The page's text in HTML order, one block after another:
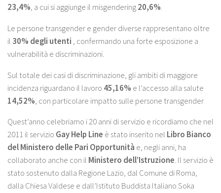
23,4%, a cui si aggiunge il misgendering20,6%.
Le persone transgender e gender diverse rappresentano oltre
il 30% degli utenti , confermando una forte esposizione a
vulnerabilità e discriminazioni.
Sul totale dei casi di discriminazione, gli ambiti di maggiore
incidenza riguardano il lavoro 45,16% e l’accesso alla salute
14,52%, con particolare impatto sulle persone transgender
Quest’anno celebriamo i 20 anni di servizio e ricordiamo che nel
2011 il servizio Gay Help Line è stato inserito nel Libro Bianco
del Ministero delle Pari Opportunità e, negli anni, ha
collaborato anche con il Ministero dell’Istruzione. Il servizio è
stato sostenuto dalla Regione Lazio, dal Comune di Roma,
dalla Chiesa Valdese e dall’Istituto Buddista Italiano Soka